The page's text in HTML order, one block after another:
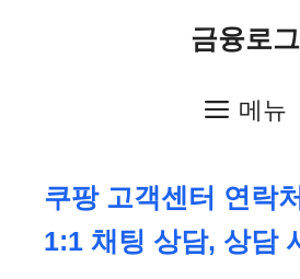
금융로그
메뉴
쿠팡 고객센터 연락
1:1 채팅 상담, 상담